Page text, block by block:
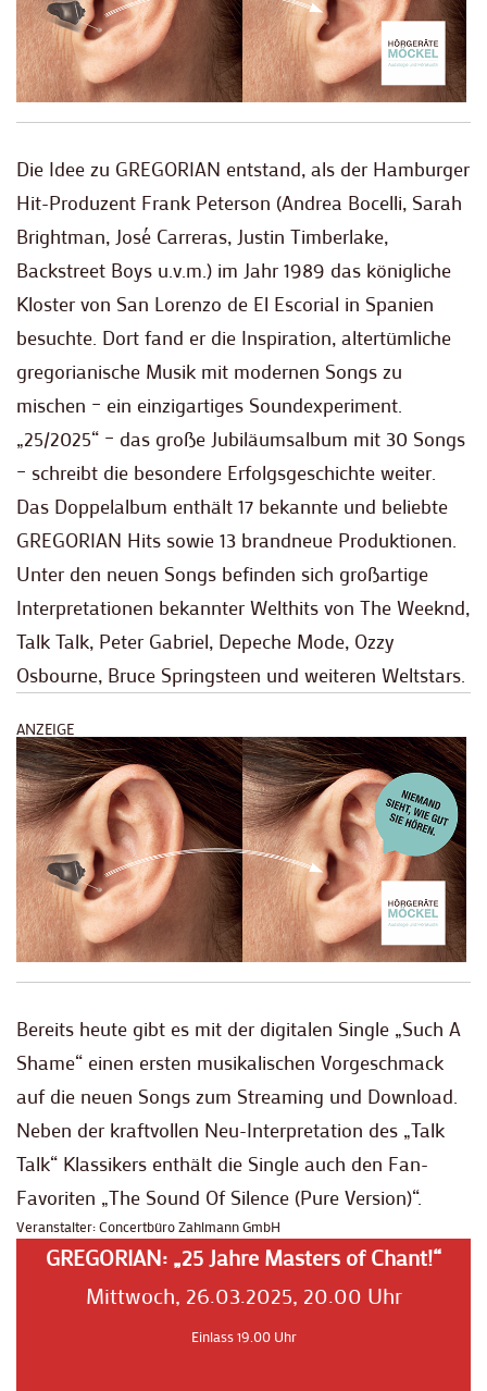
Die Idee zu GREGORIAN entstand, als der Hamburger
Hit-Produzent Frank Peterson (Andrea Bocelli, Sarah
Brightman, José Carreras, Justin Timberlake,
Backstreet Boys u.v.m.) im Jahr 1989 das königliche
Kloster von San Lorenzo de El Escorial in Spanien
besuchte. Dort fand er die Inspiration, altertümliche
gregorianische Musik mit modernen Songs zu
mischen – ein einzigartiges Soundexperiment.
„25/2025“ – das große Jubiläumsalbum mit 30 Songs
– schreibt die besondere Erfolgsgeschichte weiter.
Das Doppelalbum enthält 17 bekannte und beliebte
GREGORIAN Hits sowie 13 brandneue Produktionen.
Unter den neuen Songs befinden sich großartige
Interpretationen bekannter Welthits von The Weeknd,
Talk Talk, Peter Gabriel, Depeche Mode, Ozzy
Osbourne, Bruce Springsteen und weiteren Weltstars.
ANZEIGE
Bereits heute gibt es mit der digitalen Single „Such A
Shame“ einen ersten musikalischen Vorgeschmack
auf die neuen Songs zum Streaming und Download.
Neben der kraftvollen Neu-Interpretation des „Talk
Talk“ Klassikers enthält die Single auch den Fan-
Favoriten „The Sound Of Silence (Pure Version)“.
Veranstalter: Concertbüro Zahlmann GmbH
GREGORIAN: „25 Jahre Masters of Chant!“
Mittwoch, 26.03.2025, 20.00 Uhr
Einlass 19.00 Uhr